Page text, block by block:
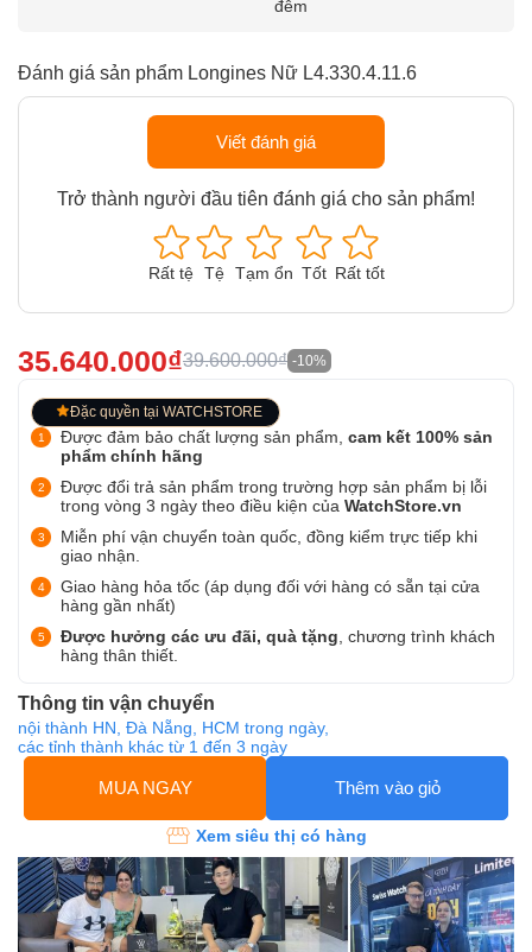
đêm
Đánh giá sản phẩm Longines Nữ L4.330.4.11.6
Viết đánh giá
Trở thành người đầu tiên đánh giá cho sản phẩm!
Rất tệ Tệ Tạm ổn Tốt Rất tốt
35.640.000₫39.600.000₫ -10%
Đặc quyền tại WATCHSTORE
Được đảm bảo chất lượng sản phẩm, cam kết 100% sản
phẩm chính hãng
Được đổi trả sản phẩm trong trường hợp sản phẩm bị lỗi
trong vòng 3 ngày theo điều kiện của WatchStore.vn
Miễn phí vận chuyển toàn quốc, đồng kiểm trực tiếp khi
giao nhận.
Giao hàng hỏa tốc (áp dụng đối với hàng có sẵn tại cửa
hàng gần nhất)
Được hưởng các ưu đãi, quà tặng , chương trình khách
hàng thân thiết.
Thông tin vận chuyển
nội thành HN, Đà Nẵng, HCM trong ngày,
các tỉnh thành khác từ 1 đến 3 ngày
MUA NGAY Thêm vào giỏ
Xem siêu thị có hàng